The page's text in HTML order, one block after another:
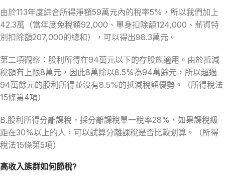
由於113年度綜合所得淨額59萬元內的稅率5%，所以我們加上
42.3萬（當年度免稅額92,000、單身扣除額124,000、薪資特
別扣除額207,000的總和），可以得出98.3萬元。
第二項觀察：股利所得在94萬元以下的存股族適用。由於抵減
稅額有上限8萬元，因此8萬除以8.5%為94萬餘元，所以超過
94萬餘元的股利所得並沒有8.5%的抵減稅額優勢。（所得稅法
15條第4項）
B.股利所得分離課稅，採分離課稅單一稅率28%，如果課稅級
距在30%以上的人，可以試算分離課稅是否比較划算。（所得
稅法15條第5項）
高收入族群如何節稅?